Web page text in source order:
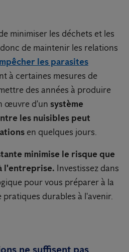
minimiser les déchets et les
de maintenir les relations
les parasites
à certaines mesures de
des années à produire
œuvre d'un système
les nuisibles peut
en quelques jours.
minimise le risque que
l'entreprise. Investissez dans
pour vous préparer à la
durables à l'avenir.